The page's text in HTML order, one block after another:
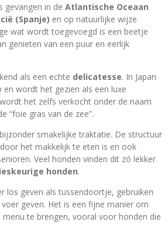
gevangen in de Atlantische Oceaan
(Spanje) en op natuurlijke wijze
wat wordt toegevoegd is een beetje
genieten van een puur en eerlijk
als een echte delicatesse. In Japan
en wordt het gezien als een luxe
het zelfs verkocht onder de naam
“foie gras van de zee”.
smakelijke traktatie. De structuur
het makkelijk te eten is en ook
Veel honden vinden dit zó lekker
honden.
los geven als tussendoortje, gebruiken
geven. Het is een fijne manier om
menu te brengen, vooral voor honden die